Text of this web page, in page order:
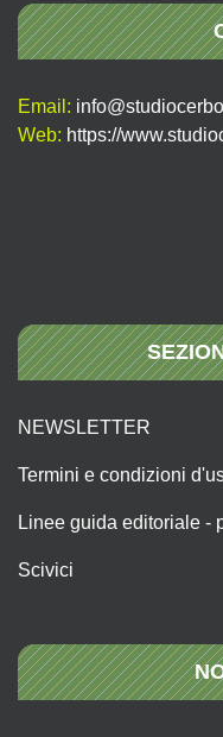
Email:
Web: https://
NEWSLETTER
Termini e condizioni
Linee guida editoriale -
Scivici